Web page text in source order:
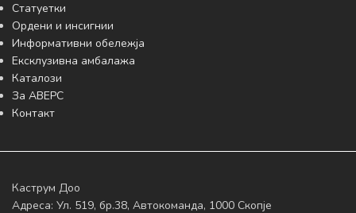
Статуетки
Ордени и инсигнии
Информативни обележја
Ексклузивна амбалажа
Каталози
За АВЕРС
Контакт
Каструм Доо
Адреса: Ул. 519, бр.38, Автокоманда, 1000 Скопје